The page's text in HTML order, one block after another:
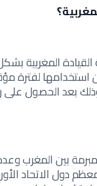
المغربية
لفترة
وذلك بعد
بين المغرب
دول الاتحاد